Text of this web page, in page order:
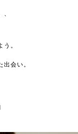
。
会い。